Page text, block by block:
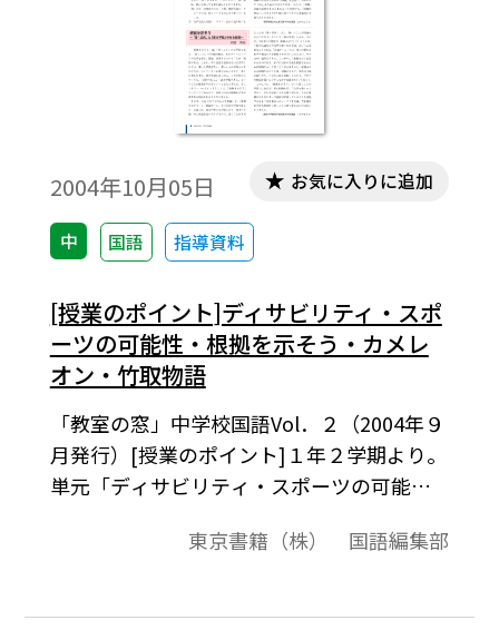
2004年10月05日
中 国語 指導資料
お気に入りに追加
[授業のポイント]ディサビリティ・スポ
ーツの可能性・根拠を示そう・カメレ
オン・竹取物語
「教室の窓」中学校国語Vol．２（2004年９
月発行）[授業のポイント]１年２学期より。
単元「ディサビリティ・スポーツの可能
～，単元「根拠を示そう」～「書く目的」
レオン」～「行間を読む」ことで読む力を
東京書籍（株） 国語編集部